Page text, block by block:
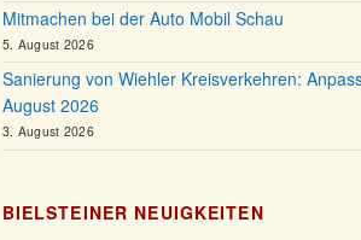
Mitmachen bei der Auto Mobil Schau
5. August 2026
Sanierung von Wiehler Kreisverkehren:
August 2026
3. August 2026
BIELSTEINER NEUIGKEITEN